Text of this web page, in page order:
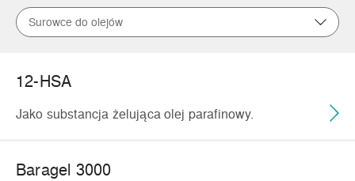
Surowce do olejów
12-HSA
Jako substancja żelująca olej parafinowy.
Baragel 3000